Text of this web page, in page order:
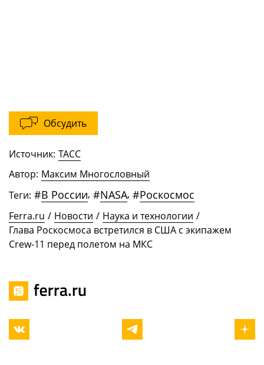
Обсудить
Источник: ТАСС
Автор: Максим Многословный
Теги: #В России, #NASA, #Роскосмос
Ferra.ru / Новости / Наука и технологии /
Глава Роскосмоса встретился в США с экипажем
Crew-11 перед полетом на МКС